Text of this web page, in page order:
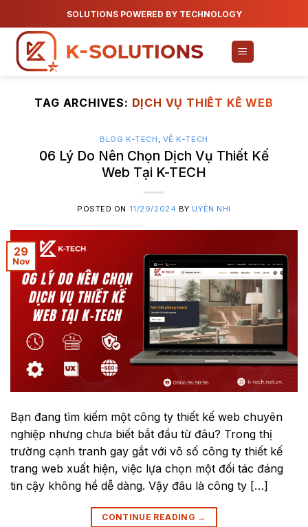
to
content
SOLUTIONS POWERED BY TECHNOLOGY
TAG ARCHIVES: DỊCH VỤ THIẾT KẾ WEB
BLOG K-TECH , VỀ K-TECH
06 Lý Do Nên Chọn Dịch Vụ Thiết Kế
Web Tại K-TECH
POSTED ON 11/29/2024 BY UYÊN NHI
29
Nov
Bạn đang tìm kiếm một công ty thiết kế web chuyên
nghiệp nhưng chưa biết bắt đầu từ đâu? Trong thị
trường cạnh tranh gay gắt với vô số công ty thiết kế
trang web xuất hiện, việc lựa chọn một đối tác đáng
tin cậy không hề dễ dàng. Vậy đâu là công ty […]
CONTINUE READING →